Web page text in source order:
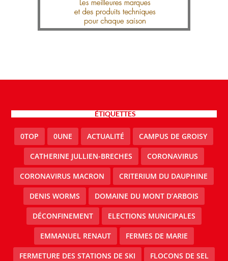
ÉTIQUETTES
0TOP 0UNE ACTUALITÉ CAMPUS DE GROISY
CATHERINE JULLIEN-BRECHES CORONAVIRUS
CORONAVIRUS MACRON CRITERIUM DU DAUPHINE
DENIS WORMS DOMAINE DU MONT D’ARBOIS
DÉCONFINEMENT ELECTIONS MUNICIPALES
EMMANUEL RENAUT FERMES DE MARIE
FERMETURE DES STATIONS DE SKI FLOCONS DE SEL